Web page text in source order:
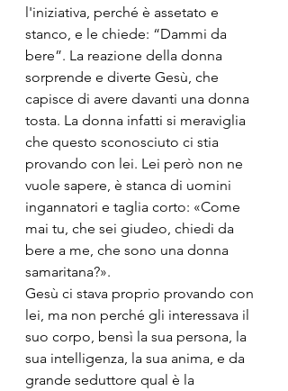
l'iniziativa, perché è assetato e
stanco, e le chiede: “Dammi da
bere”. La reazione della donna
sorprende e diverte Gesù, che
capisce di avere davanti una donna
tosta. La donna infatti si meraviglia
che questo sconosciuto ci stia
provando con lei. Lei però non ne
vuole sapere, è stanca di uomini
ingannatori e taglia corto: «Come
mai tu, che sei giudeo, chiedi da
bere a me, che sono una donna
samaritana?».
Gesù ci stava proprio provando con
lei, ma non perché gli interessava il
suo corpo, bensì la sua persona, la
sua intelligenza, la sua anima, e da
grande seduttore qual è la